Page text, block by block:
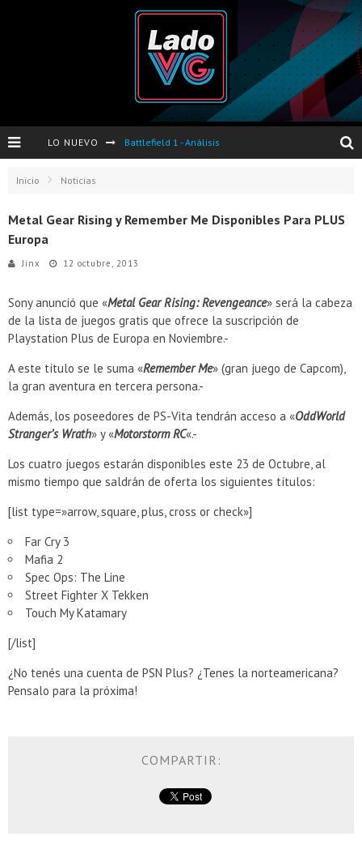
LO NUEVO Battlefield 1 - Análisis
Opinión sobre The Last of Us y Left Behind
Presentacion Watch Dogs 2 en Argentina
Inicio Noticias
Metal Gear Rising y Remember Me Disponibles Para PLUS
Europa
Jinx 12 octubre, 2013
Sony anunció que «Metal Gear Rising: Revengeance» será la cabeza
de la lista de juegos gratis que ofrece la suscripción de
Playstation Plus de Europa en Noviembre.-
A este título se le suma «Remember Me» (gran juego de Capcom),
la gran aventura en tercera persona.-
Además, los poseedores de PS-Vita tendrán acceso a «OddWorld
Stranger’s Wrath» y «Motorstorm RC«.-
Los cuatro juegos estarán disponibles este 23 de Octubre, al
mismo tiempo que saldrán de oferta los siguientes títulos:
[list type=»arrow, square, plus, cross or check»]
Far Cry 3
Mafia 2
Spec Ops: The Line
Street Fighter X Tekken
Touch My Katamary
[/list]
¿No tenés una cuenta de PSN Plus? ¿Tenes la norteamericana?
Pensalo para la próxima!
COMPARTIR: